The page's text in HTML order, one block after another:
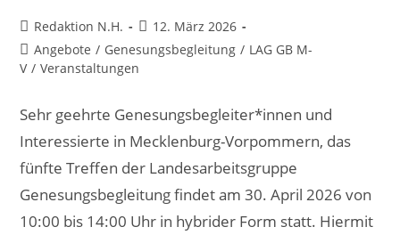
Beitrags-
Autor:
Redaktion N.H.
Beitrag
veröffentlicht:
12. März 2026
Beitrags-
Kategorie:
Angebote / Genesungsbegleitung / LAG GB M-
V / Veranstaltungen
Sehr geehrte Genesungsbegleiter*innen und
Interessierte in Mecklenburg-Vorpommern, das
fünfte Treffen der Landesarbeitsgruppe
Genesungsbegleitung findet am 30. April 2026 von
10:00 bis 14:00 Uhr in hybrider Form statt. Hiermit